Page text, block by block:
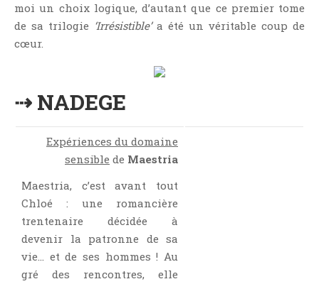
moi un choix logique, d’autant que ce premier tome
de sa trilogie ‘Irrésistible’a été un véritable coup de
cœur.
⇢ NADEGE
Expériences du domaine
sensible de Maestria
Maestria, c’est avant tout
Chloé : une romancière
trentenaire décidée à
devenir la patronne de sa
vie… et de ses hommes ! Au
gré des rencontres, elle